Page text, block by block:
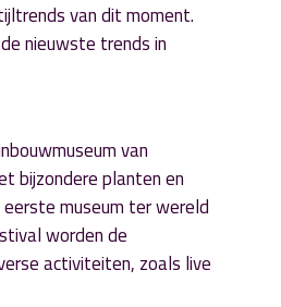
van dit moment.
nieuwste trends in
van
bijzondere planten en
museum ter wereld
worden de
activiteiten, zoals live